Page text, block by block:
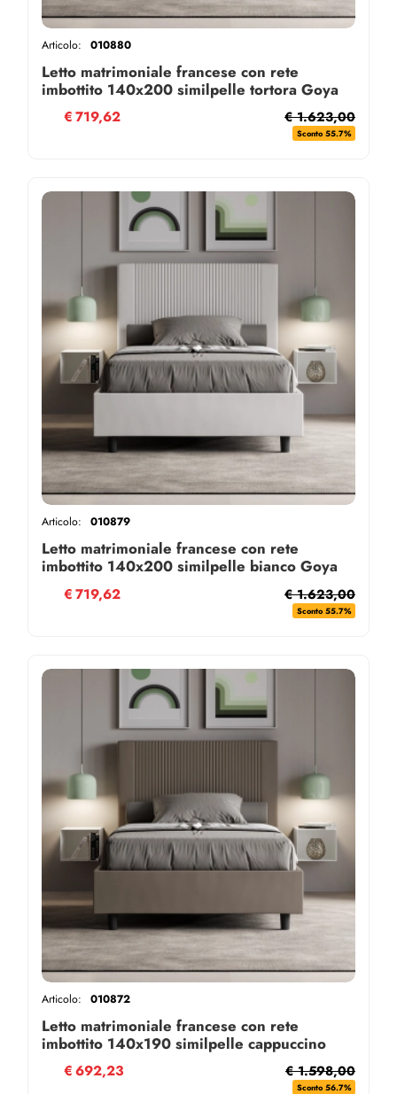
Letto matrimoniale francese con rete
imbottito 140x200 similpelle tortora Goya
Articolo: 010880
€ 1.623,00
Sconto 55.7%
€719,62
Letto matrimoniale francese con rete
imbottito 140x200 similpelle bianco Goya
Articolo: 010879
€ 1.623,00
Sconto 55.7%
€719,62
Letto matrimoniale francese con rete
imbottito 140x190 similpelle cappuccino
Goya
Articolo: 010872
€ 1.598,00
Sconto 56.7%
€692,23